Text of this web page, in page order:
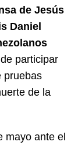
de Jesús
Daniel
participar
pruebas
de la
mayo ante el